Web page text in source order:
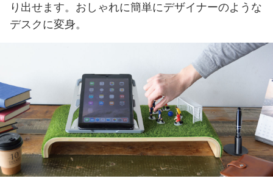
り出せます。 おしゃれに簡単にデザイナーのような
デスクに変身。